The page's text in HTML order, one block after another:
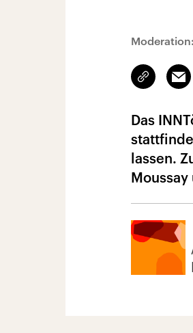
Link
kopieren/
Email
Das
lassen.